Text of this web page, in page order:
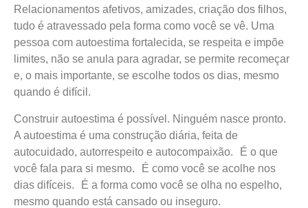
Relacionamentos afetivos, amizades, criação dos filhos,
tudo é atravessado pela forma como você se vê. Uma
pessoa com autoestima fortalecida, se respeita e impõe
limites, não se anula para agradar, se permite recomeçar
e, o mais importante, se escolhe todos os dias, mesmo
quando é difícil.
Construir autoestima é possível. Ninguém nasce pronto.
A autoestima é uma construção diária, feita de
autocuidado, autorrespeito e autocompaixão. É o que
você fala para si mesmo. É como você se acolhe nos
dias difíceis. É a forma como você se olha no espelho,
mesmo quando está cansado ou inseguro.